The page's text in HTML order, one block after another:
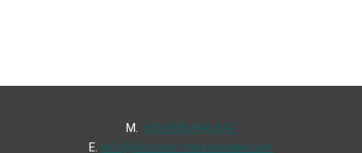
Μ. +30 6936 846 647
Ε. info@discover-thessaloniki.com